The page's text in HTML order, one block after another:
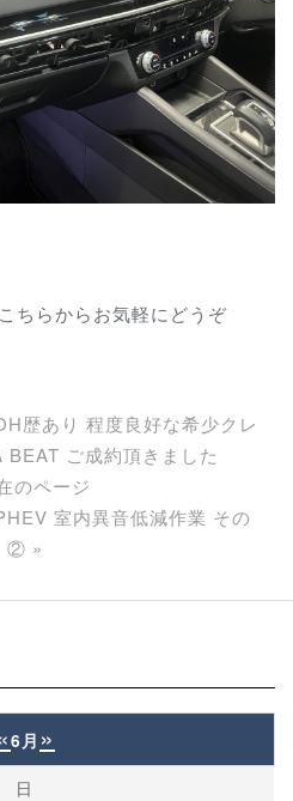
ちらからお気軽にどうぞ
歴あり 程度良好な希少クレ
ご成約頂きました
のページ
室内異音低減作業 その
② »
6月 »
日